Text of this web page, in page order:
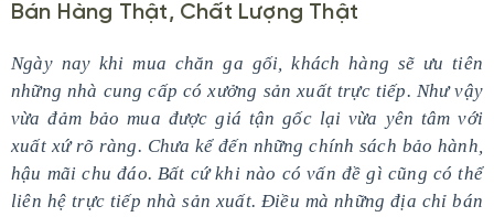
Bán Hàng Thật, Chất Lượng Thật
Ngày nay khi mua chăn ga gối, khách hàng sẽ ưu tiên
những nhà cung cấp có xưởng sản xuất trực tiếp. Như vậy
vừa đảm bảo mua được giá tận gốc lại vừa yên tâm với
xuất xứ rõ ràng. Chưa kể đến những chính sách bảo hành,
hậu mãi chu đáo. Bất cứ khi nào có vấn đề gì cũng có thể
liên hệ trực tiếp nhà sản xuất. Điều mà những địa chỉ bán